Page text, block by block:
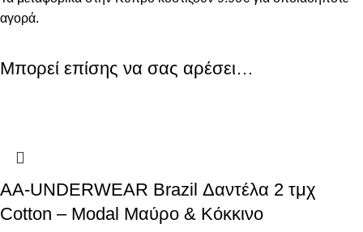
αγορά.
Μπορεί επίσης να σας αρέσει…
AA-UNDERWEAR Brazil Δαντέλα 2 τμχ
Cotton – Modal Μαύρο & Κόκκινο